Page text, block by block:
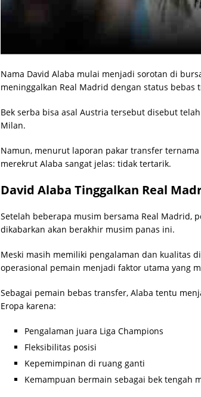
Nama David Alaba mulai menjadi sorotan di
meninggalkan Real Madrid dengan status
Bek serba bisa asal Austria tersebut disebut
Milan.
Namun, menurut laporan pakar transfer
merekrut Alaba sangat jelas: tidak tertarik.
David Alaba Tinggalkan Real
Setelah beberapa musim bersama Real Madrid,
dikabarkan akan berakhir musim panas ini.
Meski masih memiliki pengalaman dan kualitas
operasional pemain menjadi faktor utama yang
Sebagai pemain bebas transfer, Alaba tentu
Eropa karena:
Pengalaman juara Liga Champions
Fleksibilitas posisi
Kepemimpinan di ruang ganti
Kemampuan bermain sebagai bek tengah